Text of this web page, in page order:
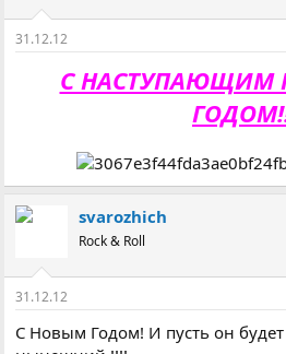
31.12.12
С НАСТУПАЮЩИМ
svarozhich
Rock & Roll
31.12.12
С Новым Годом! И пусть он